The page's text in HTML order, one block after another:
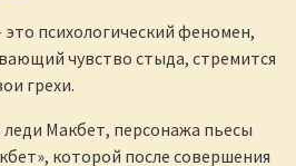
психологический феномен,
чувство стыда, стремится
грехи.
Макбет, персонажа пьесы
которой после совершения